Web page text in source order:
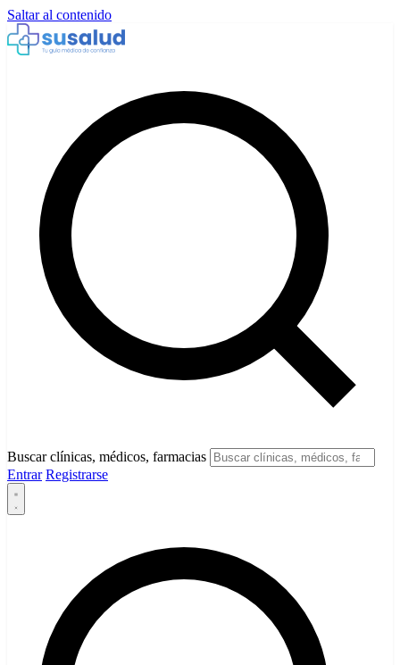
Saltar al contenido
Buscar clínicas, médicos, farmacias
Entrar Registrarse